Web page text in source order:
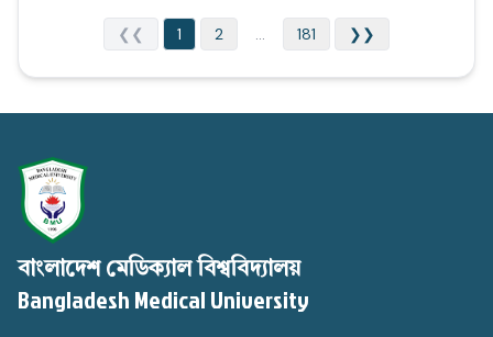
❮❮ 1 2 ... 181 ❯❯
বাংলাদেশ মেডিক্যাল বিশ্ববিদ্যালয়
Bangladesh Medical University